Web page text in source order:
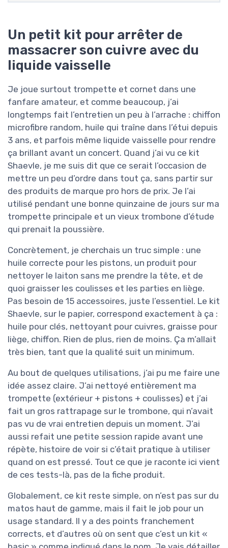
Un petit kit pour arrêter de
massacrer son cuivre avec du
liquide vaisselle
Je joue surtout trompette et cornet dans une
fanfare amateur, et comme beaucoup, j’ai
longtemps fait l’entretien un peu à l’arrache : chiffon
microfibre random, huile qui traîne dans l’étui depuis
3 ans, et parfois même liquide vaisselle pour rendre
ça brillant avant un concert. Quand j’ai vu ce kit
Shaevle, je me suis dit que ce serait l’occasion de
mettre un peu d’ordre dans tout ça, sans partir sur
des produits de marque pro hors de prix. Je l’ai
utilisé pendant une bonne quinzaine de jours sur ma
trompette principale et un vieux trombone d’étude
qui prenait la poussière.
Concrètement, je cherchais un truc simple : une
huile correcte pour les pistons, un produit pour
nettoyer le laiton sans me prendre la tête, et de
quoi graisser les coulisses et les parties en liège.
Pas besoin de 15 accessoires, juste l’essentiel. Le kit
Shaevle, sur le papier, correspond exactement à ça :
huile pour clés, nettoyant pour cuivres, graisse pour
liège, chiffon. Rien de plus, rien de moins. Ça m’allait
très bien, tant que la qualité suit un minimum.
Au bout de quelques utilisations, j’ai pu me faire une
idée assez claire. J’ai nettoyé entièrement ma
trompette (extérieur + pistons + coulisses) et j’ai
fait un gros rattrapage sur le trombone, qui n’avait
pas vu de vrai entretien depuis un moment. J’ai
aussi refait une petite session rapide avant une
répète, histoire de voir si c’était pratique à utiliser
quand on est pressé. Tout ce que je raconte ici vient
de ces tests-là, pas de la fiche produit.
Globalement, ce kit reste simple, on n’est pas sur du
matos haut de gamme, mais il fait le job pour un
usage standard. Il y a des points franchement
corrects, et d’autres où on sent que c’est un kit «